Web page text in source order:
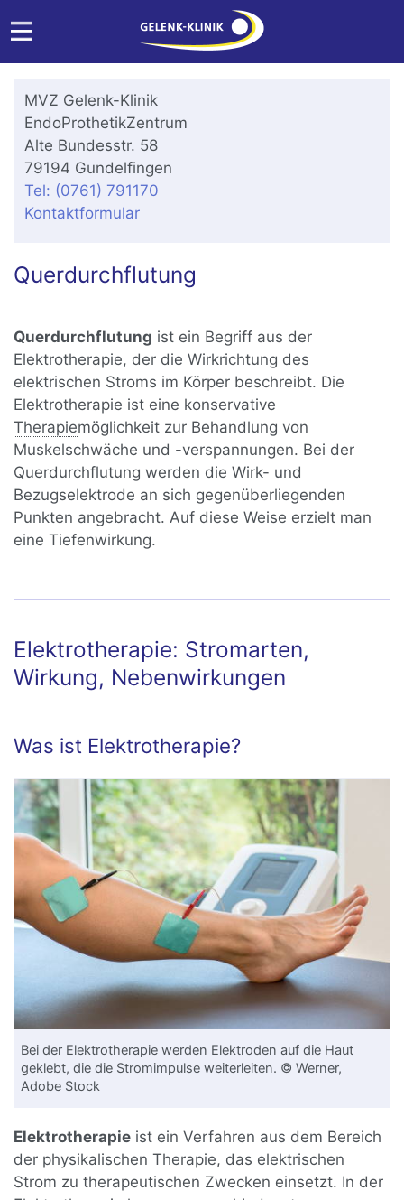
MVZ Gelenk-Klinik
EndoProthetikZentrum
Alte Bundesstr. 58
79194 Gundelfingen
Tel: (0761) 791170
Kontaktformular
Querdurchflutung
Querdurchflutung ist ein Begriff aus der
Elektrotherapie, der die Wirkrichtung des
elektrischen Stroms im Körper beschreibt. Die
Elektrotherapie ist eine konservative
Therapiemöglichkeit zur Behandlung von
Muskelschwäche und -verspannungen. Bei der
Querdurchflutung werden die Wirk- und
Bezugselektrode an sich gegenüberliegenden
Punkten angebracht. Auf diese Weise erzielt man
eine Tiefenwirkung.
Elektrotherapie: Stromarten,
Wirkung, Nebenwirkungen
Was ist Elektrotherapie?
Bei der Elektrotherapie werden Elektroden auf die Haut
geklebt, die die Stromimpulse weiterleiten. © Werner,
Adobe Stock
Elektrotherapie ist ein Verfahren aus dem Bereich
der physikalischen Therapie, das elektrischen
Strom zu therapeutischen Zwecken einsetzt. In der